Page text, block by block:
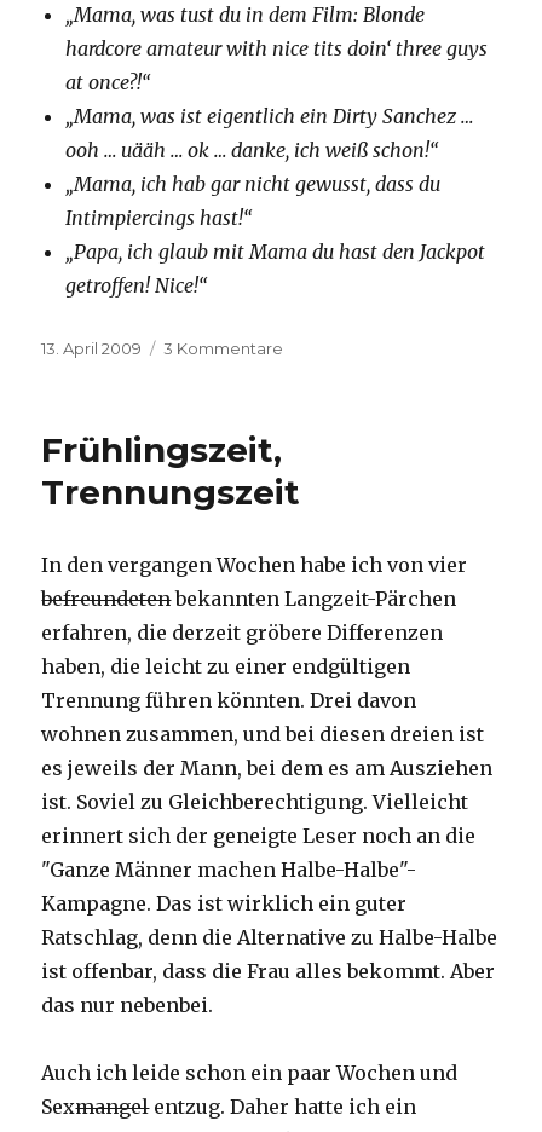
„Mama, was tust du in dem Film: Blonde
hardcore amateur with nice tits doin‘ three guys
at once?!“
„Mama, was ist eigentlich ein Dirty Sanchez …
ooh … uääh … ok … danke, ich weiß schon!“
„Mama, ich hab gar nicht gewusst, dass du
Intimpiercings hast!“
„Papa, ich glaub mit Mama du hast den Jackpot
getroffen! Nice!“
Veröffentlicht
13. April 2009 3 Kommentare
Frühlingszeit,
Trennungszeit
In den vergangen Wochen habe ich von vier
befreundetenbekannten Langzeit-Pärchen
erfahren, die derzeit gröbere Differenzen
haben, die leicht zu einer endgültigen
Trennung führen könnten. Drei davon
wohnen zusammen, und bei diesen dreien ist
es jeweils der Mann, bei dem es am Ausziehen
ist. Soviel zu Gleichberechtigung. Vielleicht
erinnert sich der geneigte Leser noch an die
"Ganze Männer machen Halbe-Halbe"-
Kampagne. Das ist wirklich ein guter
Ratschlag, denn die Alternative zu Halbe-Halbe
ist offenbar, dass die Frau alles bekommt. Aber
das nur nebenbei.
Auch ich leide schon ein paar Wochen und
Sexmangelentzug. Daher hatte ich ein